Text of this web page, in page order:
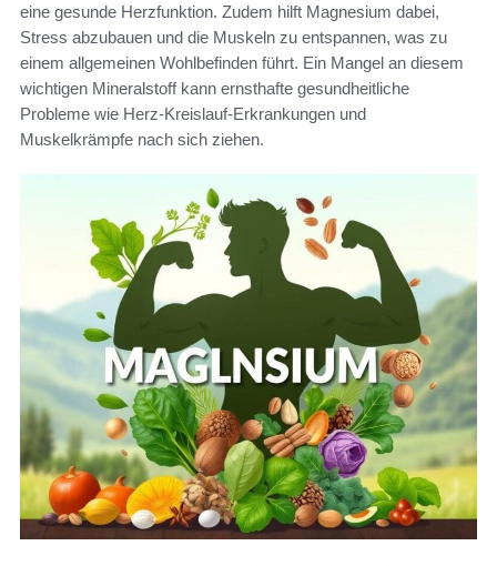
eine gesunde Herzfunktion. Zudem hilft Magnesium dabei,
Stress abzubauen und die Muskeln zu entspannen, was zu
einem allgemeinen Wohlbefinden führt. Ein Mangel an diesem
wichtigen Mineralstoff kann ernsthafte gesundheitliche
Probleme wie Herz-Kreislauf-Erkrankungen und
Muskelkrämpfe nach sich ziehen.